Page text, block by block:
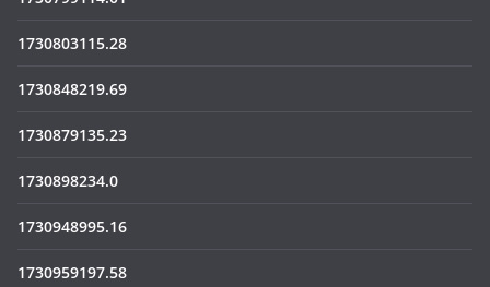
1730803115.28
1730848219.69
1730879135.23
1730898234.0
1730948995.16
1730959197.58